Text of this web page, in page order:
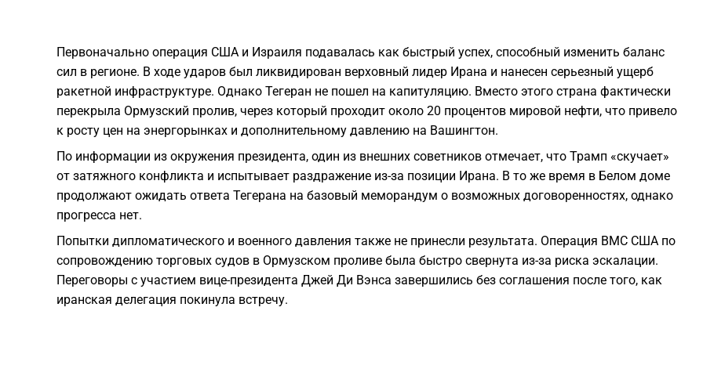
Первоначально операция США и Израиля подавалась как быстрый успех, способный изменить баланс
сил в регионе. В ходе ударов был ликвидирован верховный лидер Ирана и нанесен серьезный ущерб
ракетной инфраструктуре. Однако Тегеран не пошел на капитуляцию. Вместо этого страна фактически
перекрыла Ормузский пролив, через который проходит около 20 процентов мировой нефти, что привело
к росту цен на энергорынках и дополнительному давлению на Вашингтон.
По информации из окружения президента, один из внешних советников отмечает, что Трамп «скучает»
от затяжного конфликта и испытывает раздражение из-за позиции Ирана. В то же время в Белом доме
продолжают ожидать ответа Тегерана на базовый меморандум о возможных договоренностях, однако
прогресса нет.
Попытки дипломатического и военного давления также не принесли результата. Операция ВМС США по
сопровождению торговых судов в Ормузском проливе была быстро свернута из-за риска эскалации.
Переговоры с участием вице-президента Джей Ди Вэнса завершились без соглашения после того, как
иранская делегация покинула встречу.